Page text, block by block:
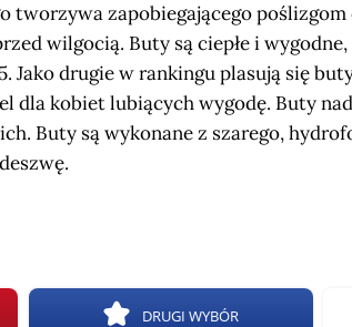
tworzywa zapobiegającego
wilgocią. Buty są ciepłe i wygodne,
Jako drugie w rankingu plasują się
dla kobiet lubiących wygodę. Buty
Buty są wykonane z szarego,
DRUGI WYBÓR